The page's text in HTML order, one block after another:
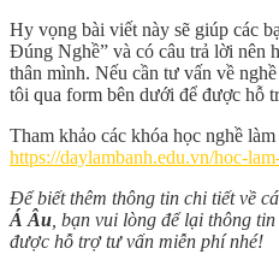
Hy vọng bài viết này sẽ giúp các
Đúng Nghề” và có câu trả lời nên
thân mình. Nếu cần tư vấn về
tôi qua form bên dưới để được hỗ
Tham khảo các khóa học nghề
https://daylambanh.edu.vn/hoc-
Để biết thêm thông tin chi tiết về
Á Âu , bạn vui lòng để lại thông
được hỗ trợ tư vấn miễn phí nhé!